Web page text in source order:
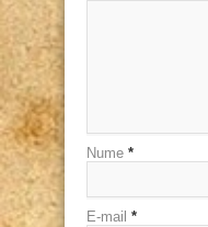
Nume *
E-mail *